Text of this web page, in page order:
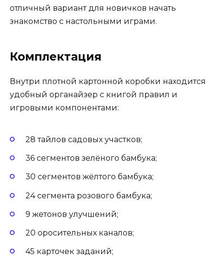
отличный вариант для новичков начать
знакомство с настольными играми.
Комплектация
Внутри плотной картонной коробки находится
удобный органайзер с книгой правил и
игровыми компонентами:
28 тайлов садовых участков;
36 сегментов зелёного бамбука;
30 сегментов жёлтого бамбука;
24 сегмента розового бамбука;
9 жетонов улучшений;
20 оросительных каналов;
45 карточек заданий;